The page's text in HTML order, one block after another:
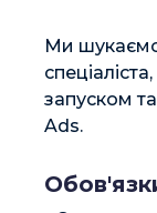
Terms of Use
Ми
запуском
Ads.